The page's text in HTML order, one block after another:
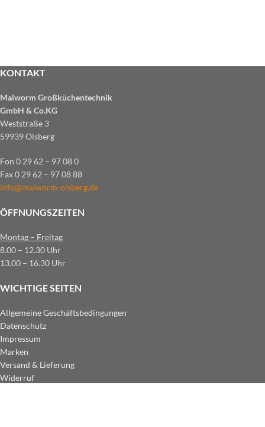
KONTAKT
Maiworm Großküchentechnik
GmbH & Co.KG
Weststraße 3
59939 Olsberg
Fon 0 29 62 – 97 08 0
Fax 0 29 62 – 97 08 88
info@maiworm-olsberg.de
ÖFFNUNGSZEITEN
Montag – Freitag
8.00 – 12.30 Uhr
13.00 – 16.30 Uhr
WICHTIGE SEITEN
Allgemeine Geschäftsbedingungen
Datenschutz
Impressum
Marken
Versand & Lieferung
Widerruf